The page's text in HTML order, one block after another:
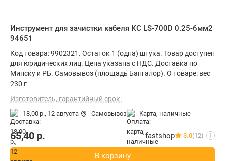
Инструмент для зачистки кабеля КС LS-700D 0.25-6мм2
94651
Код товара: 9902321. Остаток 1 (одна) штука. Товар доступен
для юридических лиц. Цена указана с НДС. Доставка по
Минску и РБ. Самовывоз (площадь Бангалор). О товаре: вес
230 г
Изготовитель, гарантийный срок.
18,00 р., 12 августа Самовывоз карта, наличные
65,40 р. fastshop 3.0(12) i
В корзину